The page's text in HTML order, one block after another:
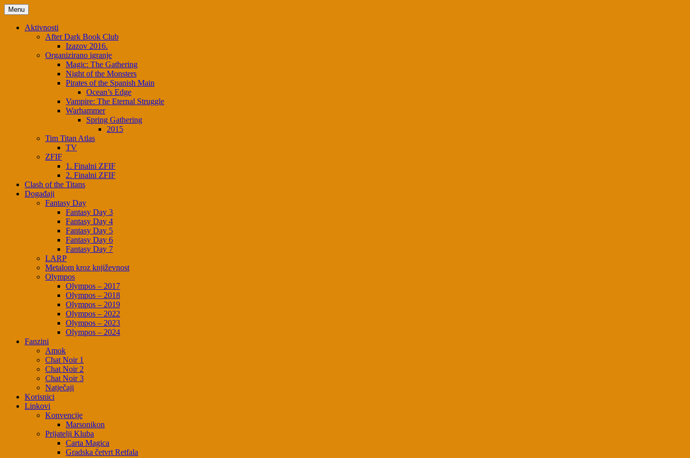
Skip
to
content
Menu
Aktivnosti
After Dark Book Club
Izazov 2016.
Organizirano igranje
Magic: The Gathering
Night of the Monsters
Pirates of the Spanish Main
Ocean’s Edge
Vampire: The Eternal Struggle
Warhammer
Spring Gathering
2015
Tim Titan Atlas
TV
ZFIF
1. Finalni ZFIF
2. Finalni ZFIF
Clash of the Titans
Događaji
Fantasy Day
Fantasy Day 3
Fantasy Day 4
Fantasy Day 5
Fantasy Day 6
Fantasy Day 7
LARP
Metalom kroz književnost
Olympos
Olympos – 2017
Olympos – 2018
Olympos – 2019
Olympos – 2022
Olympos – 2023
Olympos – 2024
Fanzini
Amok
Chat Noir 1
Chat Noir 2
Chat Noir 3
Natječaji
Korisnici
Linkovi
Konvencije
Marsonikon
Prijatelji Kluba
Carta Magica
Gradska četvrt Retfala